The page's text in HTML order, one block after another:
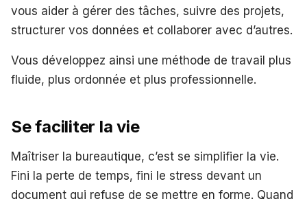
vous aider à gérer des tâches, suivre des projets,
structurer vos données et collaborer avec d’autres.
Vous développez ainsi une méthode de travail plus
fluide, plus ordonnée et plus professionnelle.
Se faciliter la vie
Maîtriser la bureautique, c’est se simplifier la vie.
Fini la perte de temps, fini le stress devant un
document qui refuse de se mettre en forme. Quand